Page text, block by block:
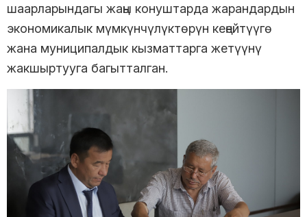
шаарларындагы жаңы конуштарда жарандардын
экономикалык мүмкүнчүлүктөрүн кеңейтүүгө
жана муниципалдык кызматтарга жетүүнү
жакшыртууга багытталган.